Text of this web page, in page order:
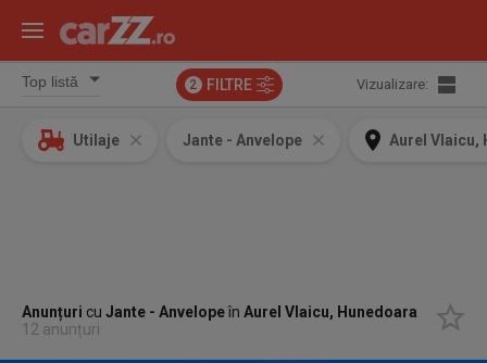
2 FILTRE Vizualizare:
Utilaje Jante - Anvelope Aurel Vlaicu,
Anunțuri cuJante - AnvelopeînAurel Vlaicu, Hunedoara
12 anunțuri